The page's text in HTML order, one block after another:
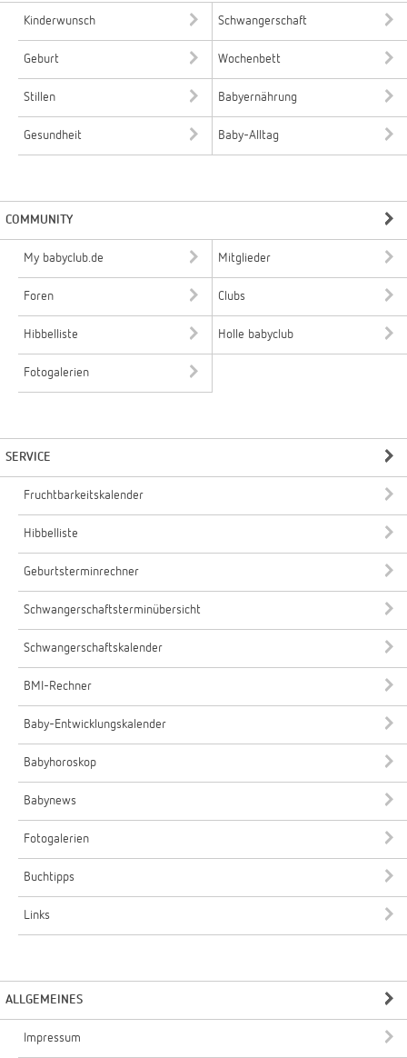
Kinderwunsch Schwangerschaft
Geburt Wochenbett
Stillen Babyernährung
Gesundheit Baby-Alltag
COMMUNITY
My babyclub.de Mitglieder
Foren Clubs
Hibbelliste Holle babyclub
Fotogalerien
SERVICE
Fruchtbarkeitskalender
Hibbelliste
Geburtsterminrechner
Schwangerschaftsterminübersicht
Schwangerschaftskalender
BMI-Rechner
Baby-Entwicklungskalender
Babyhoroskop
Babynews
Fotogalerien
Buchtipps
Links
ALLGEMEINES
Impressum